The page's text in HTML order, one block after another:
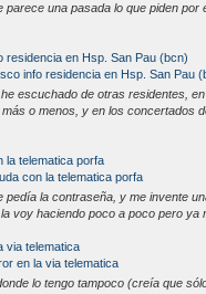
parece una pasada lo que piden por
residencia en Hsp. San Pau (bcn)
info residencia en Hsp. San Pau
escuchado de otras residentes,
o menos, y en los concertados
la telematica porfa
con la telematica porfa
pedía la contraseña, y me invente
voy haciendo poco a poco pero ya
via telematica
en la via telematica
lo tengo tampoco (creía que